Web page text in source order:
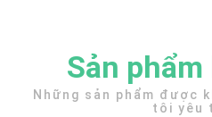
Sản
Những sản phẩm được
tôi yêu